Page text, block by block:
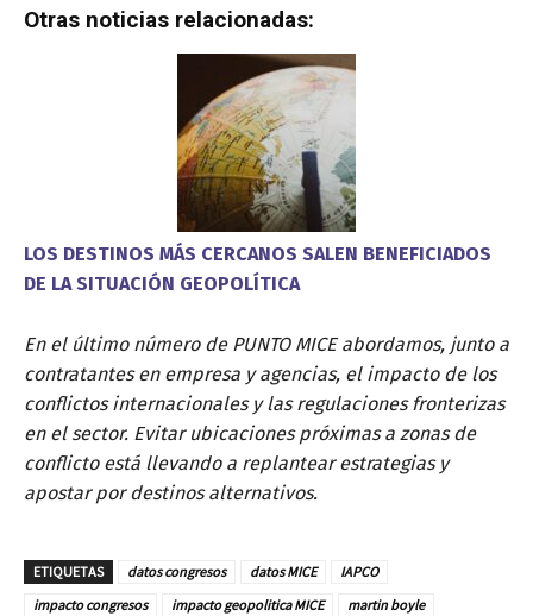
Otras noticias relacionadas:
LOS DESTINOS MÁS CERCANOS SALEN BENEFICIADOS
DE LA SITUACIÓN GEOPOLÍTICA
En el último número de PUNTO MICE abordamos, junto a
contratantes en empresa y agencias, el impacto de los
conflictos internacionales y las regulaciones fronterizas
en el sector. Evitar ubicaciones próximas a zonas de
conflicto está llevando a replantear estrategias y
apostar por destinos alternativos.
ETIQUETAS datos congresos datos MICE
IAPCO
impacto congresos
impacto geopolitica MICE
martin boyle